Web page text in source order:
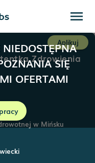
menu
SIĘ
OFERTAMI
Aplikuj
Zdrowienia
w Mińsku